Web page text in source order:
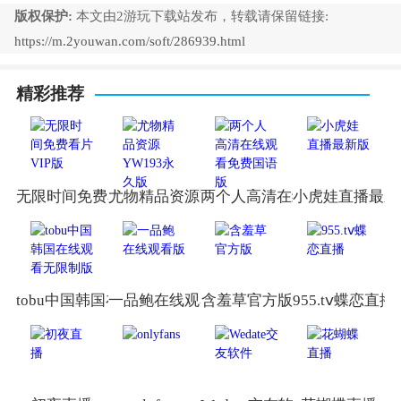
版权保护: 本文由2游玩下载站发布，转载请保留链接:
https://m.2youwan.com/soft/286939.html
精彩推荐
无限时间免费看片VIP版尤物精品资源YW193永久版
两个人高清在线观看免费国
小虎娃直播最
tobu中国韩国在线观看无限制版
一品鲍在线观看版含羞草官方版955.tⅴ蝶恋直播